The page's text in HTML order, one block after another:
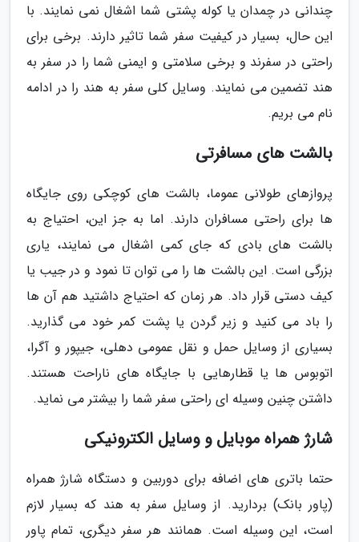
چندانی در چمدان یا کوله پشتی شما اشغال نمی نمایند. با
این حال، بسیار در کیفیت سفر شما تاثیر دارند. برخی برای
راحتی در سفرند و برخی سلامتی و ایمنی شما را در سفر به
هند تضمین می نمایند. وسایل کلی سفر به هند را در ادامه
نام می بریم.
بالشت های مسافرتی
پروازهای طولانی عموما، بالشت های کوچکی روی جایگاه
ها برای راحتی مسافران دارند. اما به جز این، احتیاج به
بالشت های بادی که جای کمی اشغال می نمایند، یاری
بزرگی است. این بالشت ها را می توان تا نمود و در جیب یا
کیف دستی قرار داد. هر زمان که احتیاج داشتید هم آن ها
را باد می کنید و زیر گردن یا پشت کمر خود می گذارید.
بسیاری از وسایل حمل و نقل عمومی دهلی، جیپور و آگرا،
اتوبوس ها یا قطارهایی با جایگاه های ناراحت هستند.
داشتن چنین وسیله ای راحتی سفر شما را بیشتر می نماید.
شارژ همراه موبایل و وسایل الکترونیکی
حتما باتری های اضافه برای دوربین و دستگاه شارژ همراه
(پاور بانک) بردارید. از وسایل سفر به هند که بسیار لازم
است، این وسیله است. همانند هر سفر دیگری، تمام پاور